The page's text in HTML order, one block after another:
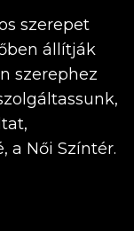
szerepet
állítják
szerephez
a Női Színtér.